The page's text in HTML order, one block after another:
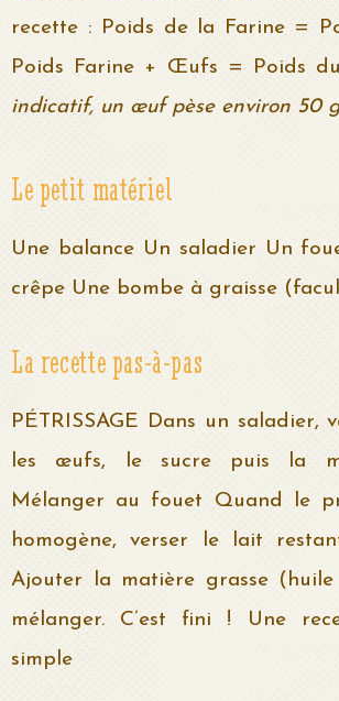
recette : Poids de la Farine =
Poids Farine + Œufs = Poids
indicatif, un œuf pèse environ 50 g
Le petit matériel
Une balance Un saladier Un
crêpe Une bombe à graisse
La recette pas-à-pas
PÉTRISSAGE Dans un saladier,
les œufs, le sucre puis la
Mélanger au fouet Quand le
homogène, verser le lait
Ajouter la matière grasse
mélanger. C’est fini ! Une
simple